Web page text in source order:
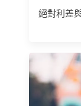
絕對利差